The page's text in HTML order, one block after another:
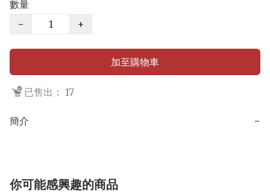
數量
−
+
加至購物車
已售出： 17
簡介 −
你可能感興趣的商品